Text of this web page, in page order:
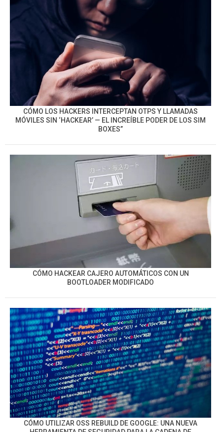
CÓMO LOS HACKERS INTERCEPTAN OTPS Y LLAMADAS
MÓVILES SIN ‘HACKEAR’ — EL INCREÍBLE PODER DE LOS SIM
BOXES”
CÓMO HACKEAR CAJERO AUTOMÁTICOS CON UN
BOOTLOADER MODIFICADO
CÓMO UTILIZAR OSS REBUILD DE GOOGLE: UNA NUEVA